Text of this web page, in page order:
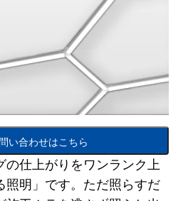
い合わせはこちら
の仕上がりをワンランク上
照明」です。ただ照らすだ